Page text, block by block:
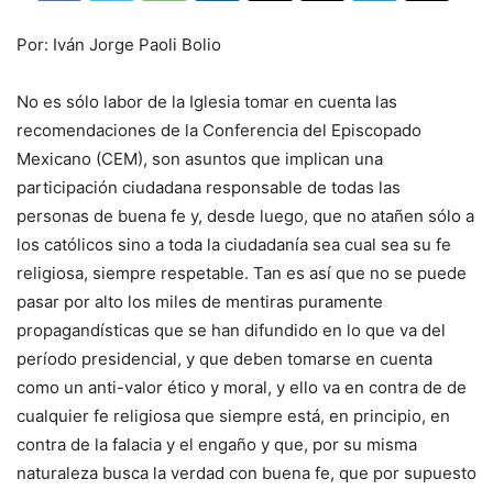
Por: Iván Jorge Paoli Bolio
No es sólo labor de la Iglesia tomar en cuenta las
recomendaciones de la Conferencia del Episcopado
Mexicano (CEM), son asuntos que implican una
participación ciudadana responsable de todas las
personas de buena fe y, desde luego, que no atañen sólo a
los católicos sino a toda la ciudadanía sea cual sea su fe
religiosa, siempre respetable. Tan es así que no se puede
pasar por alto los miles de mentiras puramente
propagandísticas que se han difundido en lo que va del
período presidencial, y que deben tomarse en cuenta
como un anti-valor ético y moral, y ello va en contra de de
cualquier fe religiosa que siempre está, en principio, en
contra de la falacia y el engaño y que, por su misma
naturaleza busca la verdad con buena fe, que por supuesto